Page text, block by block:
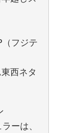
フジテ
西ネタ
ーは、